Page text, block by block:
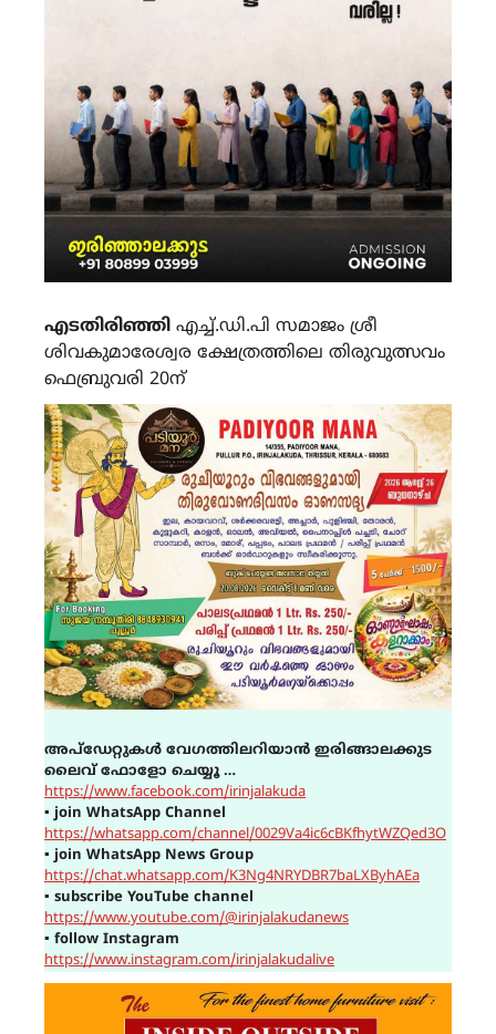
എടതിരിഞ്ഞി എച്ച്.ഡി.പി സമാജം ശ്രീ
ശിവകുമാരേശ്വര ക്ഷേത്രത്തിലെ തിരുവുത്സവം
ഫെബ്രുവരി 20ന്
അപ്ഡേറ്റുകൾ വേഗത്തിലറിയാൻ ഇരിങ്ങാലക്കുട
ലൈവ് ഫോളോ ചെയ്യൂ …
https://www.facebook.com/irinjalakuda
▪ join WhatsApp Channel
https://whatsapp.com/channel/0029Va4ic6cBKfhytWZQed3O
▪ join WhatsApp News Group
https://chat.whatsapp.com/K3Ng4NRYDBR7baLXByhAEa
▪ subscribe YouTube channel
https://www.youtube.com/@irinjalakudanews
▪ follow Instagram
https://www.instagram.com/irinjalakudalive